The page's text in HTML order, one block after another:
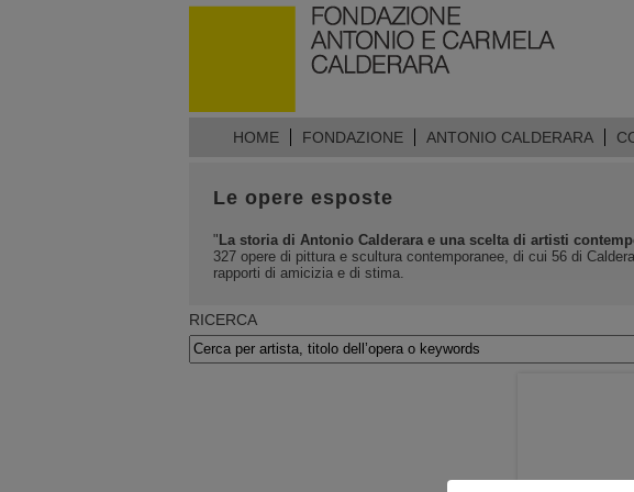
HOME FONDAZIONE ANTONIO CALDERARA
Le opere esposte
" La storia di Antonio Calderara e una scelta di artisti
327 opere di pittura e scultura contemporanee, di cui 56 di
rapporti di amicizia e di stima.
RICERCA